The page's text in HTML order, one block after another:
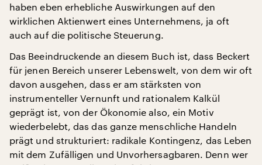
haben eben erhebliche Auswirkungen auf den
wirklichen Aktienwert eines Unternehmens, ja oft
auch auf die politische Steuerung.
Das Beeindruckende an diesem Buch ist, dass Beckert
für jenen Bereich unserer Lebenswelt, von dem wir oft
davon ausgehen, dass er am stärksten von
instrumenteller Vernunft und rationalem Kalkül
geprägt ist, von der Ökonomie also, ein Motiv
wiederbelebt, das das ganze menschliche Handeln
prägt und strukturiert: radikale Kontingenz, das Leben
mit dem Zufälligen und Unvorhersagbaren. Denn wer